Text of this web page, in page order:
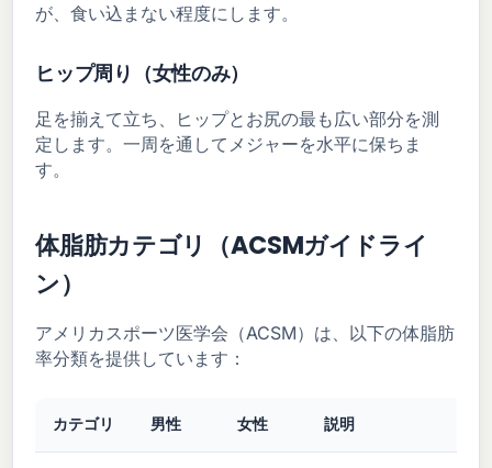
が、食い込まない程度にします。
ヒップ周り（女性のみ）
足を揃えて立ち、ヒップとお尻の最も広い部分を測
定します。一周を通してメジャーを水平に保ちま
す。
体脂肪カテゴリ（ACSMガイドライ
ン）
アメリカスポーツ医学会（ACSM）は、以下の体脂肪
率分類を提供しています：
カテゴリ 男性 女性 説明